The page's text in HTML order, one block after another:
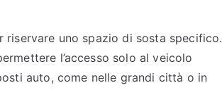
riservare uno spazio di sosta specifico.
l’accesso solo al veicolo
auto, come nelle grandi città o in